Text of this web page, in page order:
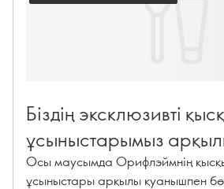
Біздің эксклюзивті
ұсыныстарымыз
қуанышпен бөлісіңіз
Осы маусымда Орифлэймнің қысқы
ұсыныстары арқылы қуанышпен